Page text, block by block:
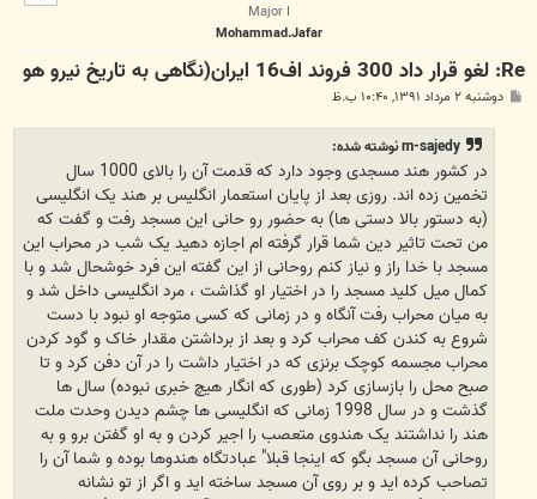
Major I
Mohammad.Jafar
Re: لغو قرار داد 300 فروند اف16 ایران(نگاهی به تاریخ نیرو هو
پ دوشنبه ۲ مرداد ۱۳۹۱, ۱۰:۴۰ ب.ظ
m-sajedy نوشته شده:
در کشور هند مسجدی وجود دارد که قدمت آن را بالای 1000 سال
تخمین زده اند. روزی بعد از پایان استعمار انگلیس بر هند یک انگلیسی
(به دستور بالا دستی ها) به حضور رو حانی این مسجد رفت و گفت که
من تحت تاثیر دین شما قرار گرفته ام اجازه دهید یک شب در محراب این
مسجد با خدا راز و نیاز کنم روحانی از این گفته این فرد خوشحال شد و با
کمال میل کلید مسجد را در اختیار او گذاشت ، مرد انگلیسی داخل شد و
به میان محراب رفت آنگاه و در زمانی که کسی متوجه او نبود با دست
شروع به کندن کف محراب کرد و بعد از برداشتن مقدار خاک و گود کردن
محراب مجسمه کوچک برنزی که در اختیار داشت را در آن دفن کرد و تا
صبح محل را بازسازی کرد (طوری که انگار هیچ خبری نبوده) سال ها
گذشت و در سال 1998 زمانی که انگلیسی ها چشم دیدن وحدت ملت
هند را نداشتند یک هندوی متعصب را اجیر کردن و به او گفتن برو و به
روحانی آن مسجد بگو که اینجا قبلا" عبادتگاه هندوها بوده و شما آن را
تصاحب کرده اید و بر روی آن مسجد ساخته اید و اگر از تو نشانه